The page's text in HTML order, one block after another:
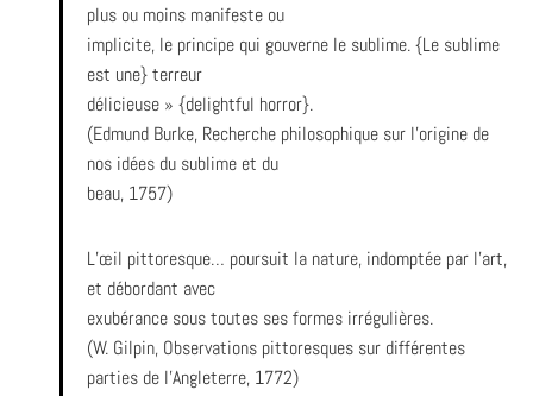
plus ou moins manifeste ou
implicite, le principe qui gouverne le sublime. {Le sublime
est une} terreur
délicieuse » {delightful horror}.
(Edmund Burke, Recherche philosophique sur l’origine de
nos idées du sublime et du
beau, 1757)
L’œil pittoresque… poursuit la nature, indomptée par l’art,
et débordant avec
exubérance sous toutes ses formes irrégulières.
(W. Gilpin, Observations pittoresques sur différentes
parties de l’Angleterre, 1772)